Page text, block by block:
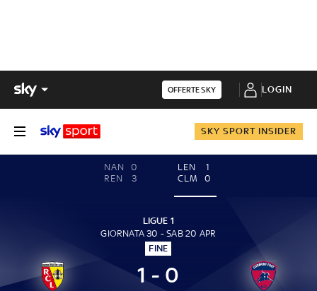
OFFERTE SKY LOGIN
SKY SPORT INSIDER
NAN
0
REN
3
LEN
1
CLM
0
LIGUE 1
GIORNATA 30 - SAB 20 APR
FINE
1 - 0